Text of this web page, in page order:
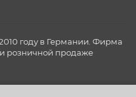
году в Германии. Фирма
розничной продаже